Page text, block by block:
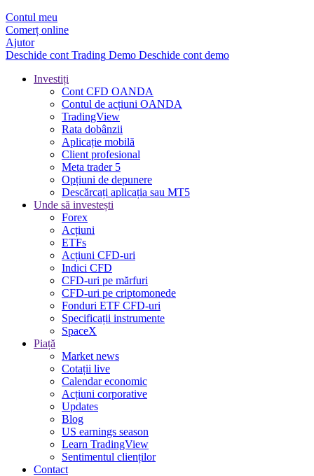
Contul meu
Comerț online
Ajutor
Deschide cont Trading Demo Deschide cont demo
Investiți
Cont CFD OANDA
Contul de acțiuni OANDA
TradingView
Rata dobânzii
Aplicație mobilă
Client profesional
Meta trader 5
Opțiuni de depunere
Descărcați aplicația sau MT5
Unde să investești
Forex
Acțiuni
ETFs
Acțiuni CFD-uri
Indici CFD
CFD-uri pe mărfuri
CFD-uri pe criptomonede
Fonduri ETF CFD-uri
Specificații instrumente
SpaceX
Piață
Market news
Cotații live
Calendar economic
Acțiuni corporative
Updates
Blog
US earnings season
Learn TradingView
Sentimentul clienților
Contact